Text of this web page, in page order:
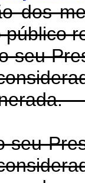
dos
seu
seu